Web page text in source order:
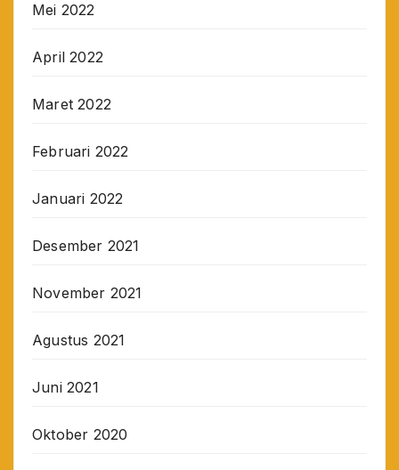
Mei 2022
April 2022
Maret 2022
Februari 2022
Januari 2022
Desember 2021
November 2021
Agustus 2021
Juni 2021
Oktober 2020